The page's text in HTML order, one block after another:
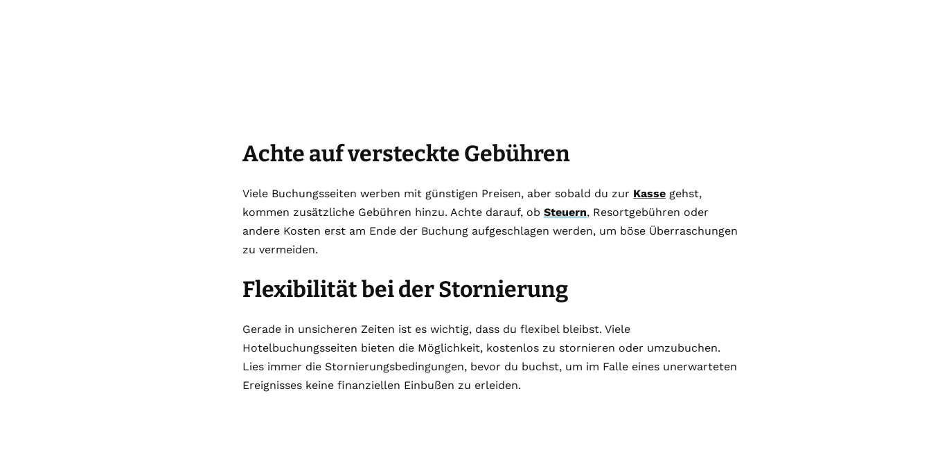
Achte auf versteckte Gebühren
Viele Buchungsseiten werben mit günstigen Preisen, aber sobald du zur Kasse gehst,
kommen zusätzliche Gebühren hinzu. Achte darauf, ob Steuern, Resortgebühren oder
andere Kosten erst am Ende der Buchung aufgeschlagen werden, um böse Überraschungen
zu vermeiden.
Flexibilität bei der Stornierung
Gerade in unsicheren Zeiten ist es wichtig, dass du flexibel bleibst. Viele
Hotelbuchungsseiten bieten die Möglichkeit, kostenlos zu stornieren oder umzubuchen.
Lies immer die Stornierungsbedingungen, bevor du buchst, um im Falle eines unerwarteten
Ereignisses keine finanziellen Einbußen zu erleiden.